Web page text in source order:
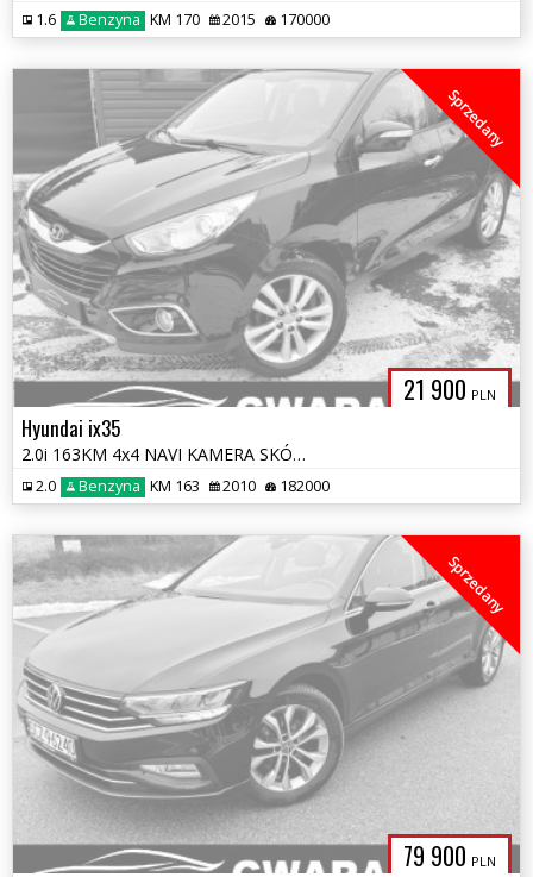
1.6 Benzyna KM 170 2015 170000
21 900 PLN
Sprzedany
Hyundai ix35
2.0i 163KM 4x4 NAVI KAMERA SKÓRY ALU PDC 4xGrz.Fotele KeyFree PANORAMA
2.0 Benzyna KM 163 2010 182000
79 900 PLN
Sprzedany